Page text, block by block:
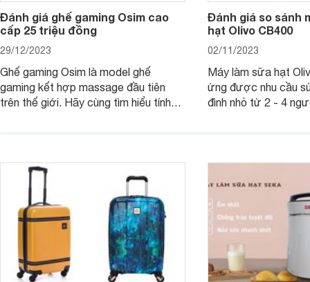
Đánh giá ghế gaming Osim cao
cấp 25 triệu đồng
29/12/2023
Ghế gaming Osim là model ghế
gaming kết hợp massage đầu tiên
trên thế giới. Hãy cùng tìm hiểu tính
Đánh giá so sánh
hạt Olivo CB400
02/11/2023
Máy làm sữa hạt
ứng được nhu cầu
đình nhỏ từ 2 - 4